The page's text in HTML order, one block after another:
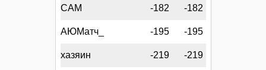
CAM -182 -182
АЮМатч_ -195 -195
хазяин -219 -219